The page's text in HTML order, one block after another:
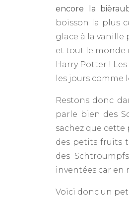
encore la
boisson la plus
glace à la vanille
et tout le monde
Harry Potter !
les jours comme
Restons donc
parle bien des
sachez que cette
des petits fruits
des
inventées car en
Voici donc un